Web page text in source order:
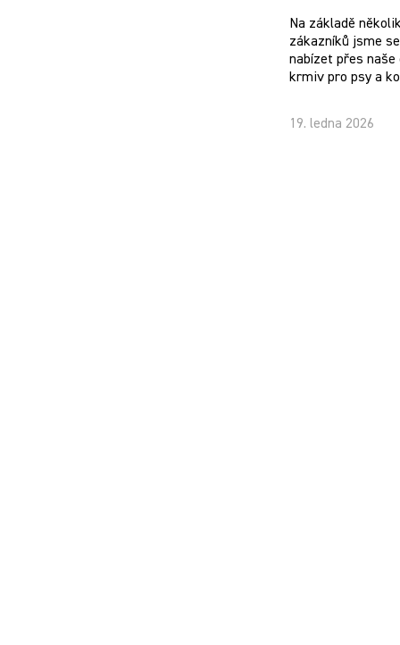
Na základě
zákazníků jsme
nabízet přes
krmiv pro psy a
19. ledna 2026